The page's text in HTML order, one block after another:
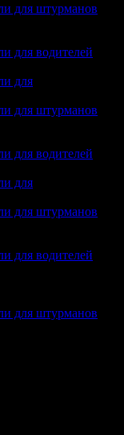
для штурманов
для водителей
для
для штурманов
для водителей
для
для штурманов
для водителей
для штурманов